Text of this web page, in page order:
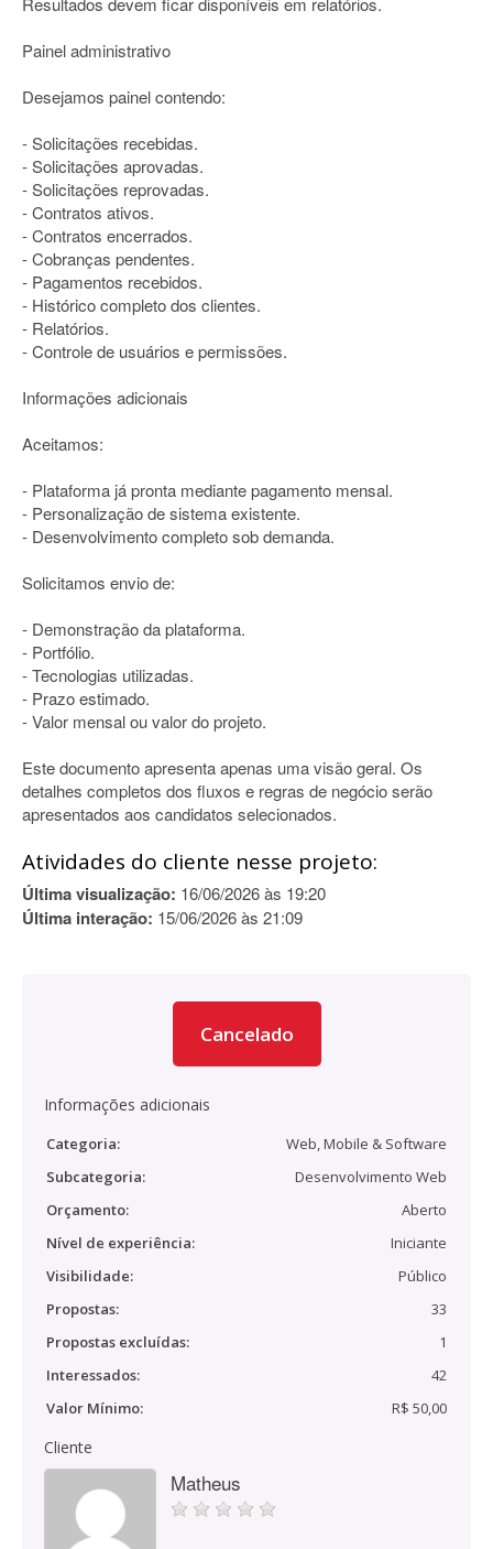
Painel administrativo
Desejamos painel contendo:
- Solicitações recebidas.
- Solicitações aprovadas.
- Solicitações reprovadas.
- Contratos ativos.
- Contratos encerrados.
- Cobranças pendentes.
- Pagamentos recebidos.
- Histórico completo dos clientes.
- Relatórios.
- Controle de usuários e permissões.
Informações adicionais
Aceitamos:
- Plataforma já pronta mediante pagamento mensal.
- Personalização de sistema existente.
- Desenvolvimento completo sob demanda.
Solicitamos envio de:
- Demonstração da plataforma.
- Portfólio.
- Tecnologias utilizadas.
- Prazo estimado.
- Valor mensal ou valor do projeto.
Este documento apresenta apenas uma visão geral. Os
detalhes completos dos fluxos e regras de negócio serão
apresentados aos candidatos selecionados.
Atividades do cliente nesse projeto:
Última visualização: 16/06/2026 às 19:20
Última interação: 15/06/2026 às 21:09
Cancelado
Informações adicionais
Categoria:
Web, Mobile & Software
Subcategoria:
Desenvolvimento Web
Orçamento:
Aberto
Nível de experiência:
Iniciante
Visibilidade:
Público
Propostas:
33
Propostas excluídas:
1
Interessados:
42
Valor Mínimo:
R$ 50,00
Cliente
Matheus